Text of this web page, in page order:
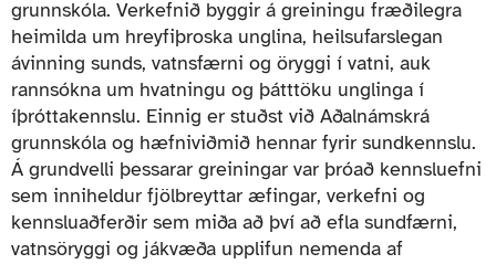
grunnskóla. Verkefnið byggir á greiningu fræðilegra
heimilda um hreyfiþroska unglina, heilsufarslegan
ávinning sunds, vatnsfærni og öryggi í vatni, auk
rannsókna um hvatningu og þátttöku unglinga í
íþróttakennslu. Einnig er stuðst við Aðalnámskrá
grunnskóla og hæfniviðmið hennar fyrir sundkennslu.
Á grundvelli þessarar greiningar var þróað kennsluefni
sem inniheldur fjölbreyttar æfingar, verkefni og
kennsluaðferðir sem miða að því að efla sundfærni,
vatnsöryggi og jákvæða upplifun nemenda af